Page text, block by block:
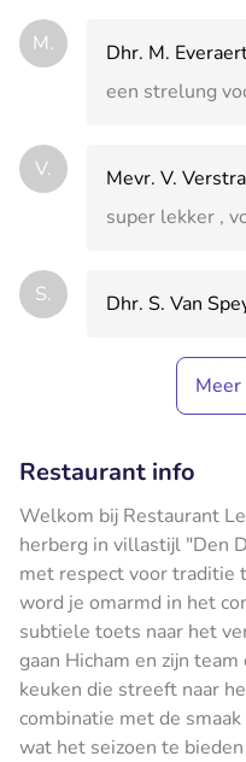
M.
Dhr. M.
een strelung
V.
Mevr. V.
super lekker ,
S. Dhr. S. Van
Restaurant info
Welkom bij Restaurant
herberg in villastijl "Den
met respect voor traditie
word je omarmd in het
subtiele toets naar het
gaan Hicham en zijn
keuken die streeft naar
combinatie met de
wat het seizoen te